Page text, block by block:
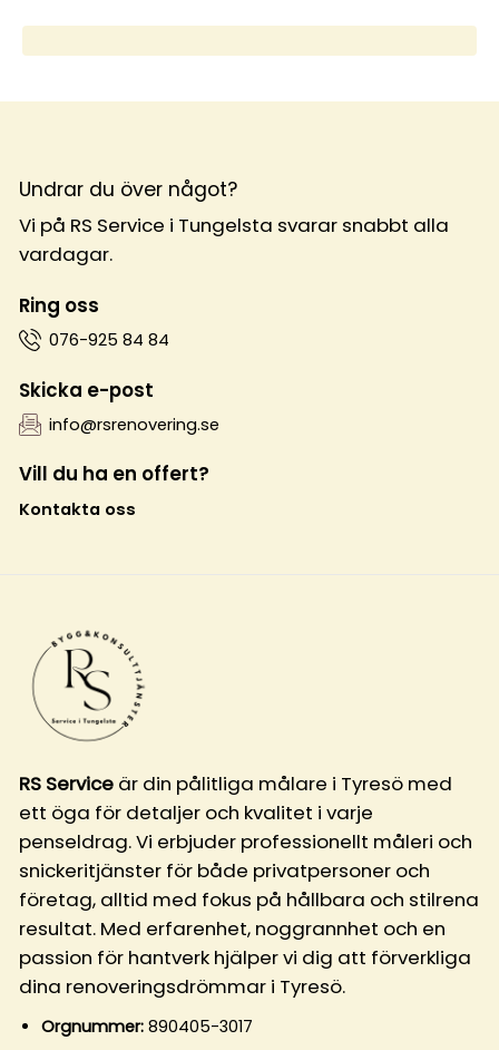
Undrar du över något?
Vi på RS Service i Tungelsta svarar snabbt alla
vardagar.
Ring oss
076-925 84 84
Skicka e-post
info@rsrenovering.se
Vill du ha en offert?
Kontakta oss
RS Serviceär din pålitliga målare i Tyresö med
ett öga för detaljer och kvalitet i varje
penseldrag. Vi erbjuder professionellt måleri och
snickeritjänster för både privatpersoner och
företag, alltid med fokus på hållbara och stilrena
resultat. Med erfarenhet, noggrannhet och en
passion för hantverk hjälper vi dig att förverkliga
dina renoveringsdrömmar i Tyresö.
Orgnummer: 890405-3017